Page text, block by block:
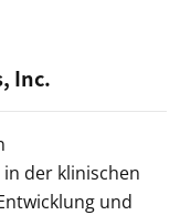
Inc.
der klinischen
und